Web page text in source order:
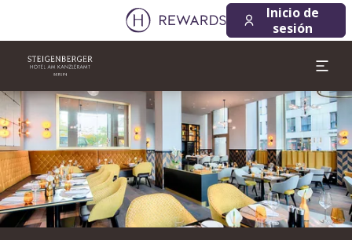
Inicio de
sesión
Diapositiva 1 de 1
08/08/2026
1 Habitación(es) ⋅ 1 Adulto